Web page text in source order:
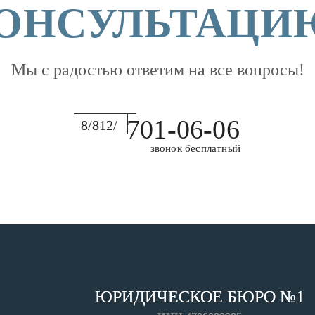
Мы с радостью ответим на все вопросы!
8/812/ 701-06-06
звонок бесплатный
ЮРИДИЧЕСКОЕ БЮРО №1